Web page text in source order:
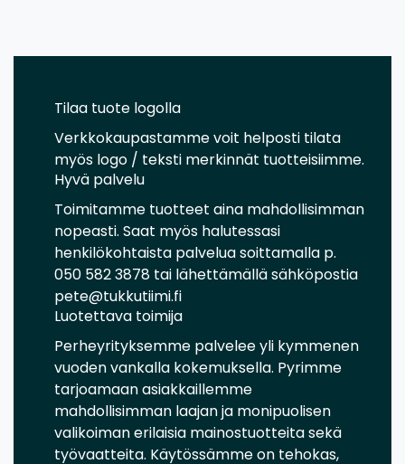
Tilaa tuote logolla
Verkkokaupastamme voit helposti tilata
myös logo / teksti merkinnät tuotteisiimme.
Hyvä palvelu
Toimitamme tuotteet aina mahdollisimman
nopeasti. Saat myös halutessasi
henkilökohtaista palvelua soittamalla p.
050 582 3878 tai lähettämällä sähköpostia
pete@tukkutiimi.fi
Luotettava toimija
Perheyrityksemme palvelee yli kymmenen
vuoden vankalla kokemuksella. Pyrimme
tarjoamaan asiakkaillemme
mahdollisimman laajan ja monipuolisen
valikoiman erilaisia mainostuotteita sekä
työvaatteita. Käytössämme on tehokas,